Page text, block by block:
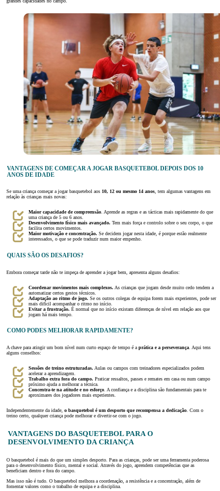
VANTAGENS DE COMEÇAR A JOGAR BASQUETEBOL DEPOIS DOS 10
ANOS DE IDADE
Se uma criança começar a jogar basquetebol aos 10, 12 ou mesmo 14 anos, tem algumas vantagens em
relação às crianças mais novas:
Maior capacidade de compreensão. Aprende as regras e as tácticas mais rapidamente do que
uma criança de 5 ou 6 anos.
Desenvolvimento físico mais avançado. Tem mais força e controlo sobre o seu corpo, o que
facilita certos movimentos.
Maior motivação e concentração. Se decidem jogar nesta idade, é porque estão realmente
interessados, o que se pode traduzir num maior empenho.
QUAIS SÃO OS DESAFIOS?
Embora começar tarde não te impeça de aprender a jogar bem, apresenta alguns desafios:
Coordenar movimentos mais complexos. As crianças que jogam desde muito cedo tendem a
automatizar certos gestos técnicos.
Adaptação ao ritmo de jogo. Se os outros colegas de equipa forem mais experientes, pode ser
mais difícil acompanhar o ritmo no início.
Evitar a frustração. É normal que no início existam diferenças de nível em relação aos que
jogam há mais tempo.
COMO PODES MELHORAR RAPIDAMENTE?
A chave para atingir um bom nível num curto espaço de tempo é a prática e a perseverança . Aqui tens
alguns conselhos:
Sessões de treino estruturadas. Aulas ou campos com treinadores especializados podem
acelerar a aprendizagem.
Trabalho extra fora do campo. Praticar ressaltos, passes e remates em casa ou num campo
próximo ajuda a melhorar a técnica.
Concentra-te na atitude e no esforço . A confiança e a disciplina são fundamentais para te
aproximares dos jogadores mais experientes.
Independentemente da idade, o basquetebol é um desporto que recompensa a dedicação . Com o
treino certo, qualquer criança pode melhorar e divertir-se com o jogo.
VANTAGENS DO BASQUETEBOL PARA O
DESENVOLVIMENTO DA CRIANÇA
O basquetebol é mais do que um simples desporto. Para as crianças, pode ser uma ferramenta poderosa
para o desenvolvimento físico, mental e social. Através do jogo, aprendem competências que as
beneficiam dentro e fora do campo.
Mas isso não é tudo. O basquetebol melhora a coordenação, a resistência e a concentração, além de
fomentar valores como o trabalho de equipa e a disciplina.